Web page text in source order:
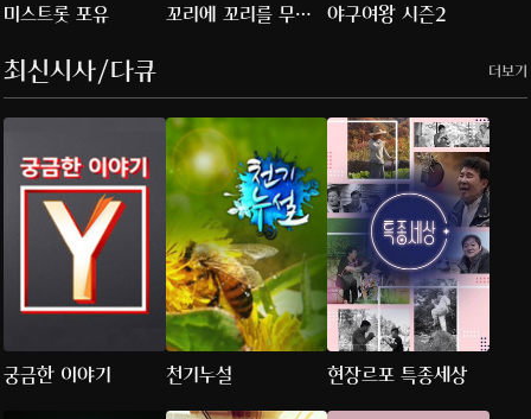
미스트롯 포유
꼬리에 꼬리를 무는
야구여왕 시즌2
최신시사/다큐 더보기
궁금한 이야기 천기누설 현장르포 특종세상